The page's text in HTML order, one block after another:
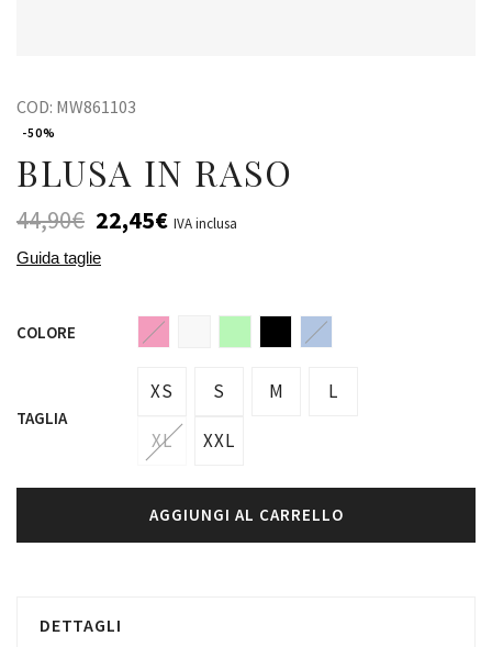
COD: MW861103
-50%
BLUSA IN RASO
44,90€ 22,45€ IVA inclusa
Guida taglie
COLORE
TAGLIA
XS S M L
XL XXL
AGGIUNGI AL CARRELLO
DETTAGLI